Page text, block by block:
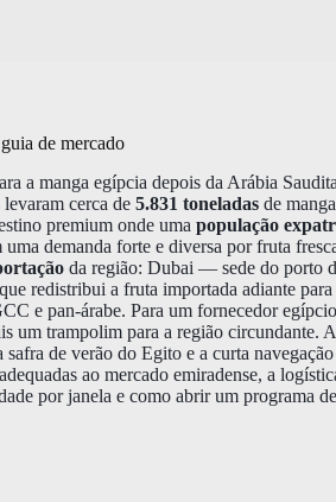
de mercado
a manga egípcia depois da Arábia
cerca de 5.831 toneladas de
premium onde uma população
demanda forte e diversa por fruta
da região: Dubai — sede do porto
redistribui a fruta importada adiante para
e pan-árabe. Para um fornecedor
um trampolim para a região circundante.
de verão do Egito e a curta
ao mercado emiradense, a
por janela e como abrir um programa